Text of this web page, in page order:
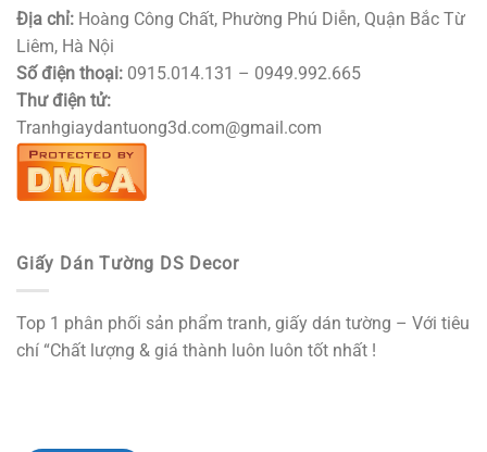
Địa chỉ: Hoàng Công Chất, Phường Phú Diễn, Quận Bắc Từ
Liêm, Hà Nội
Số điện thoại: 0915.014.131 – 0949.992.665
Thư điện tử:
Tranhgiaydantuong3d.com@gmail.com
Giấy Dán Tường DS Decor
Top 1 phân phối sản phẩm tranh, giấy dán tường – Với tiêu
chí “Chất lượng & giá thành luôn luôn tốt nhất !